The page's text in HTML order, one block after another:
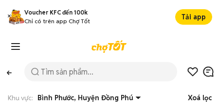
Voucher KFC đến 100k
Chỉ có trên app Chợ Tốt
Tải app
Khu vực: Bình Phước, Huyện Đồng Phú Xoá lọc